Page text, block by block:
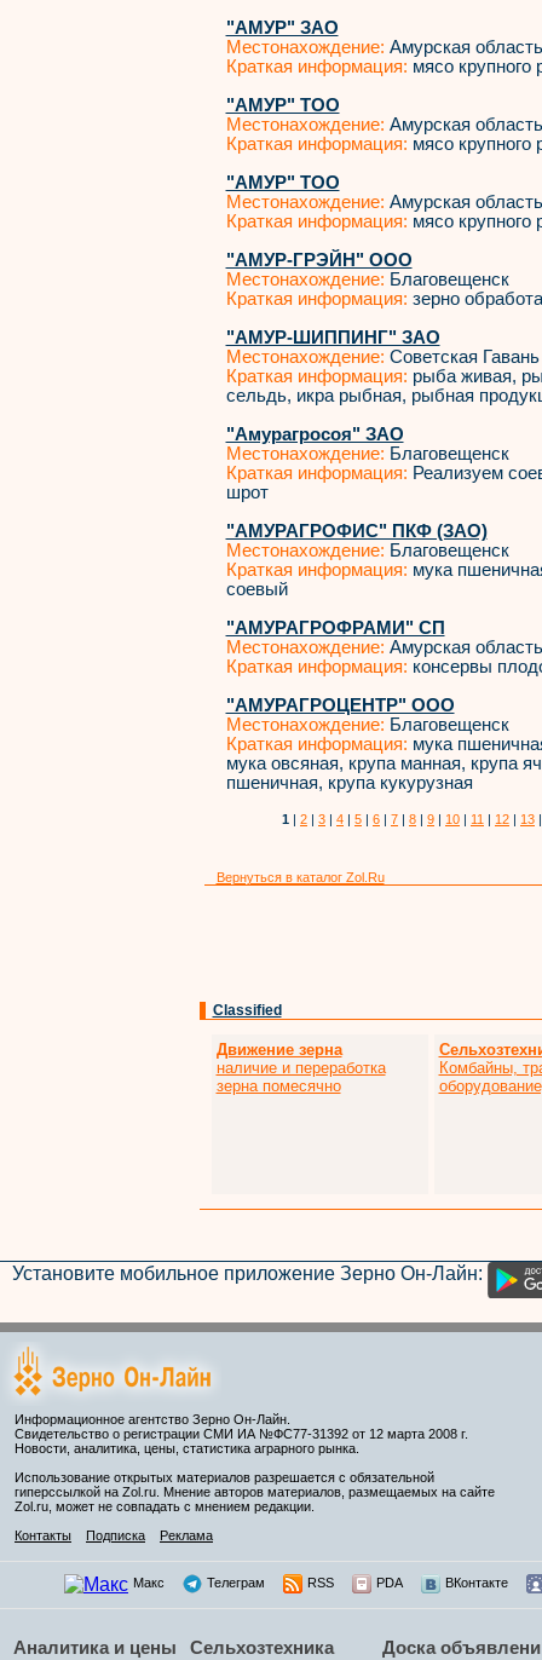
"АМУР" ЗАО
Местонахождение: Амурская область
Краткая информация: мясо крупного
"АМУР" ТОО
Местонахождение: Амурская область
Краткая информация: мясо крупного
"АМУР" ТОО
Местонахождение: Амурская область
Краткая информация: мясо крупного
"АМУР-ГРЭЙН" ООО
Местонахождение: Благовещенск
Краткая информация: зерно
"АМУР-ШИППИНГ" ЗАО
Местонахождение: Советская Гавань
Краткая информация: рыба живая,
сельдь, икра рыбная, рыбная
"Амурагросоя" ЗАО
Местонахождение: Благовещенск
Краткая информация: Реализуем
шрот
"АМУРАГРОФИС" ПКФ (ЗАО)
Местонахождение: Благовещенск
Краткая информация: мука
соевый
"АМУРАГРОФРАМИ" СП
Местонахождение: Амурская область
Краткая информация: консервы
"АМУРАГРОЦЕНТР" ООО
Местонахождение: Благовещенск
Краткая информация: мука
мука овсяная, крупа манная, крупа
пшеничная, крупа кукурузная
1 | 2 | 3 | 4 | 5 | 6 | 7 | 8 | 9 | 10 | 11 | 12 | 13
Вернуться в каталог Zol.Ru
Classified
Движение зерна
наличие и переработка
зерна помесячно
Комбайны,
Установите мобильное приложение Зерно Он-Лайн:
Информационное агентство Зерно Он-Лайн.
Свидетельство о регистрации СМИ ИА №ФС77-31392 от 12 марта 2008 г.
Новости, аналитика, цены, статистика аграрного рынка.
Использование открытых материалов разрешается с обязательной
гиперссылкой на Zol.ru. Мнение авторов материалов, размещаемых на сайте
Zol.ru, может не совпадать с мнением редакции.
Контакты
Подписка Реклама
Макс Телеграм RSS PDA ВКонтакте
Аналитика и цены Сельхозтехника Доска